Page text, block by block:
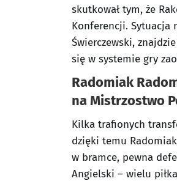
skutkował tym, że
Konferencji. Sytuacja
Świerczewski,
się w systemie gry
Radomiak
na Mistrzostwo
Kilka trafionych
dzięki temu
w bramce, pewna
Angielski – wielu